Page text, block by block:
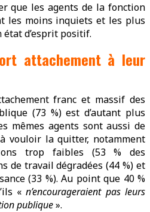
que les agents de la fonction
les moins inquiets et les plus
d’esprit positif.
attachement à leur
franc et massif des
(73 %) est d’autant plus
mêmes agents sont aussi de
vouloir la quitter, notamment
trop faibles (53 % des
de travail dégradées (44 %) et
(33 %). Au point que 40 %
«n’encourageraient pas leurs
publique».